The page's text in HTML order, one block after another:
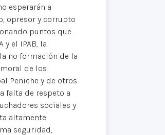
esperarán a
opresor y corrupto
puntos que
el IPAB, la
no formación de la
de los
Peniche y de otros
falta de respeto a
sociales y
altamente
seguridad,